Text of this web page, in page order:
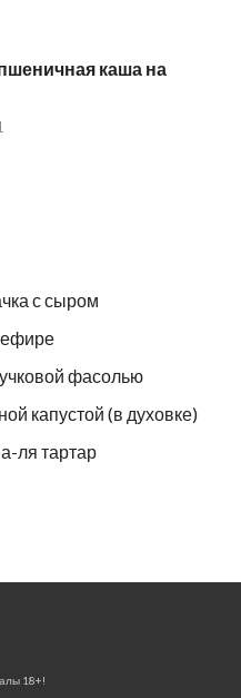
каша на
с сыром
фасолью
капустой (в духовке)
ля тартар
18+!